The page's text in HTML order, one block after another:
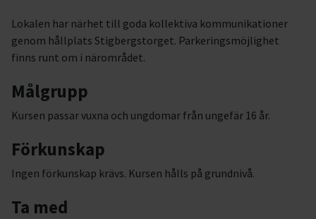
Lokalen har närhet till goda kollektiva kommunikationer
genom hållplats Stigbergstorget. Parkeringsmöjlighet
finns runt om i närområdet.
Målgrupp
Kursen passar vuxna och ungdomar från ungefär 16 år.
Förkunskap
Ingen förkunskap krävs. Kursen hålls på grundnivå.
Ta med